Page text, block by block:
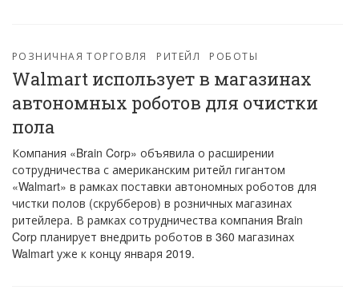
РОЗНИЧНАЯ ТОРГОВЛЯ РИТЕЙЛ РОБОТЫ
Walmart использует в магазинах
автономных роботов для очистки
пола
Компания «Brain Corp» объявила о расширении
сотрудничества с американским ритейл гигантом
«Walmart» в рамках поставки автономных роботов для
чистки полов (скрубберов) в розничных магазинах
ритейлера. В рамках сотрудничества компания Brain
Corp планирует внедрить роботов в 360 магазинах
Walmart уже к концу января 2019.